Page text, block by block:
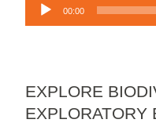
00:00
EXPLORE
EXPLORATORY